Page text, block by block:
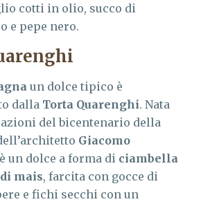
cotti in olio, succo di
e pepe nero.
un dolce tipico è
dalla Torta Quarenghi. Nata
del bicentenario della
Giacomo
un dolce a forma di ciambella
mais, farcita con gocce di
e fichi secchi con un